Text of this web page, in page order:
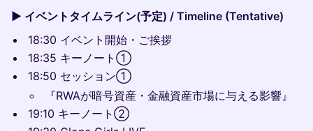
▶️ イベントタイムライン(予定) / Timeline (Tentative)
18:30 イベント開始・ご挨拶
18:35 キーノート①
18:50 セッション①
『RWAが暗号資産・金融資産市場に与える影響』
19:10 キーノート②